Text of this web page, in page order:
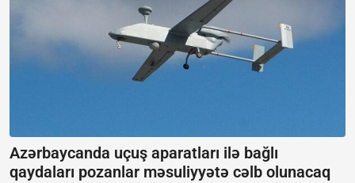
Azərbaycanda uçuş aparatları ilə bağlı
qaydaları pozanlar məsuliyyətə cəlb olunacaq